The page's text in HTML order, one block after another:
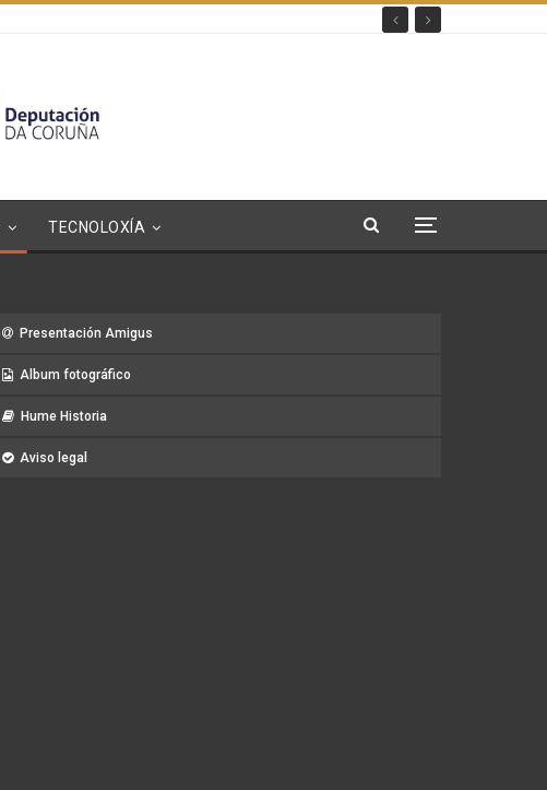
TECNOLOXÍA
Presentación Amigus
Album fotográfico
Hume Historia
Aviso legal